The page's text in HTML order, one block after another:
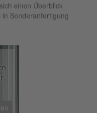
einen Überblick
Sonderanfertigung